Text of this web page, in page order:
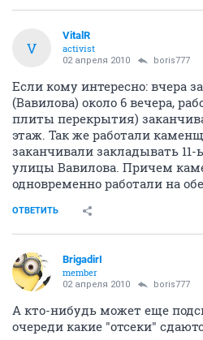
V
VitalR
activist
02 апреля 2010 boris777
Если кому интересно: вчера
(Вавилова) около 6 вечера,
плиты перекрытия)
этаж. Так же работали
заканчивали закладывать
улицы Вавилова. Причем
одновременно работали на
ОТВЕТИТЬ
BrigadirI
member
02 апреля 2010 boris777
А кто-нибудь может еще
очереди какие "отсеки"